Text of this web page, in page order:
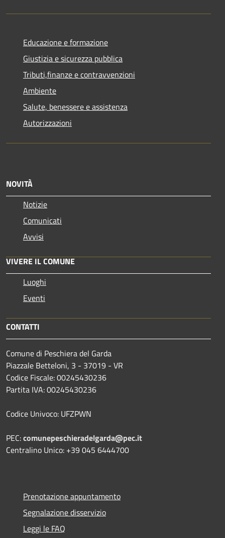
Educazione e formazione
Giustizia e sicurezza pubblica
Tributi,finanze e contravvenzioni
Ambiente
Salute, benessere e assistenza
Autorizzazioni
NOVITÀ
Notizie
Comunicati
Avvisi
VIVERE IL COMUNE
Luoghi
Eventi
CONTATTI
Comune di Peschiera del Garda
Piazzale Betteloni, 3 - 37019 - VR
Codice Fiscale: 00245430236
Partita IVA: 00245430236
Codice Univoco: UFZPWN
PEC:comunepeschieradelgarda@pec.it
Centralino Unico: +39 045 6444700
Prenotazione appuntamento
Segnalazione disservizio
Leggi le FAQ